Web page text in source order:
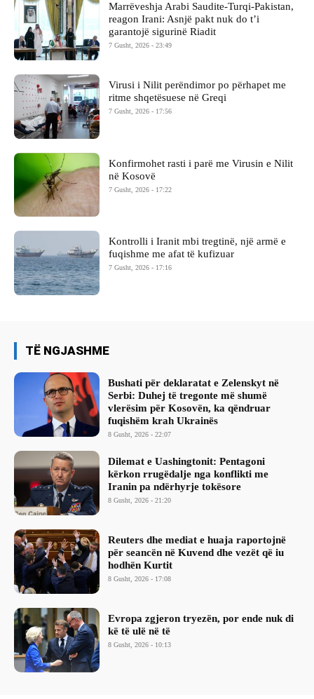
Marrëveshja Arabi Saudite-Turqi-Pakistan,
reagon Irani: Asnjë pakt nuk do t’i
garantojë sigurinë Riadit
7 Gusht, 2026 - 23:49
Virusi i Nilit perëndimor po përhapet me
ritme shqetësuese në Greqi
7 Gusht, 2026 - 17:56
Konfirmohet rasti i parë me Virusin e Nilit
në Kosovë
7 Gusht, 2026 - 17:22
Kontrolli i Iranit mbi tregtinë, një armë e
fuqishme me afat të kufizuar
7 Gusht, 2026 - 17:16
TË NGJASHME
Bushati për deklaratat e Zelenskyt në
Serbi: Duhej të tregonte më shumë
vlerësim për Kosovën, ka qëndruar
fuqishëm krah Ukrainës
8 Gusht, 2026 - 22:07
Dilemat e Uashingtonit: Pentagoni
kërkon rrugëdalje nga konflikti me
Iranin pa ndërhyrje tokësore
8 Gusht, 2026 - 21:20
Reuters dhe mediat e huaja raportojnë
për seancën në Kuvend dhe vezët që iu
hodhën Kurtit
8 Gusht, 2026 - 17:08
Evropa zgjeron tryezën, por ende nuk di
kë të ulë në të
8 Gusht, 2026 - 10:13